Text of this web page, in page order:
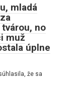
mladá
no
muž
úplne
že sa